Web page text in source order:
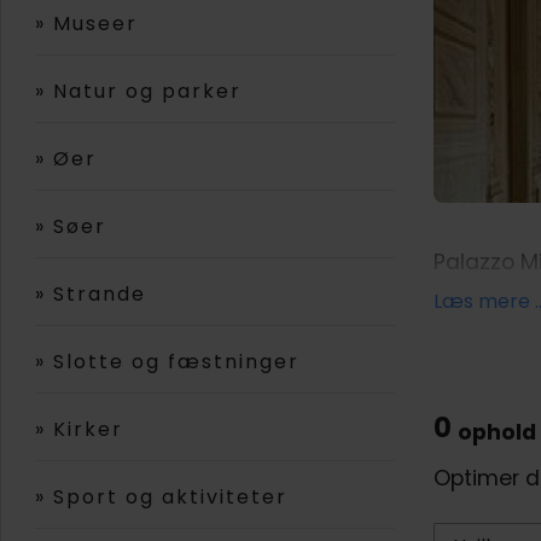
» Museer
» Natur og parker
» Øer
» Søer
» Strande
» Slotte og fæstninger
» Kirker
» Sport og aktiviteter
Palazzo
og 1808
Det
Læs mere
0
Optimer